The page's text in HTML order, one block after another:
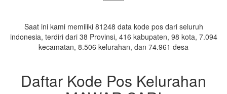
Saat ini kami memiliki 81248 data kode pos dari seluruh
indonesia, terdiri dari 38 Provinsi, 416 kabupaten, 98 kota, 7.094
kecamatan, 8.506 kelurahan, dan 74.961 desa
Daftar Kode Pos Kelurahan